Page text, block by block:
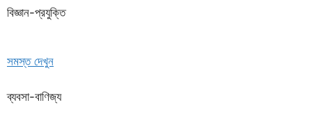
বিজ্ঞান-প্রযুক্তি
সমস্ত দেখুন
ব্যবসা-বাণিজ্য